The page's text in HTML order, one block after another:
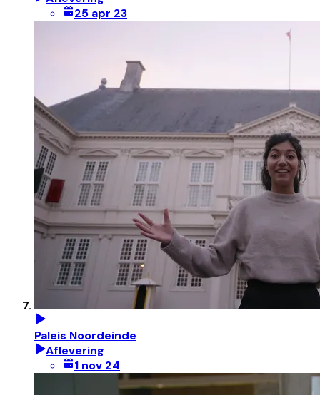
25 apr 23
Paleis Noordeinde
Aflevering
1 nov 24